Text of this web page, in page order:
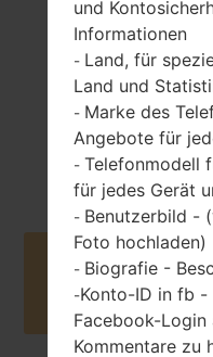
Unknown
Buy
und
Informationen
- Land, für
Land und
- Marke des
Angebote für
- Telefonmodell
für jedes Gerät
- Benutzerbild -
Foto hochladen)
- Biografie -
-Konto-ID in fb -
Facebook-Login
Kommentare zu